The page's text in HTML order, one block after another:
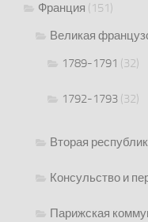
Франция (151)
Великая
1789-1791 (32)
1792-1793 (32)
Вторая
Консульство и
Парижская